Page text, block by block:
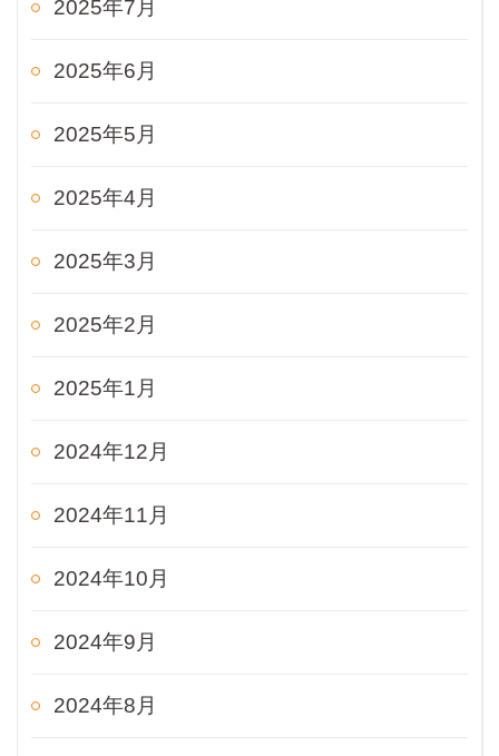
2025年7月
2025年6月
2025年5月
2025年4月
2025年3月
2025年2月
2025年1月
2024年12月
2024年11月
2024年10月
2024年9月
2024年8月